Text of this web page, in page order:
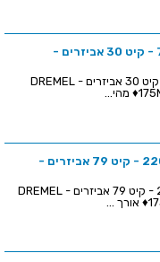
משחזת ציר נטענת 7.2V - קיט 30 אביזרים -
משחזת ציר נטענת 7.2V - קיט 30 אביזרים - DREMEL
משחזת ציר חשמלית 220V - קיט 79 אביזרים -
משחזת ציר חשמלית 220V - קיט 79 אביזרים - DREMEL